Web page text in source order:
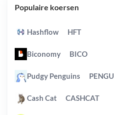
Populaire koersen
Hashflow HFT
Biconomy BICO
Pudgy Penguins PENGU
Cash Cat CASHCAT